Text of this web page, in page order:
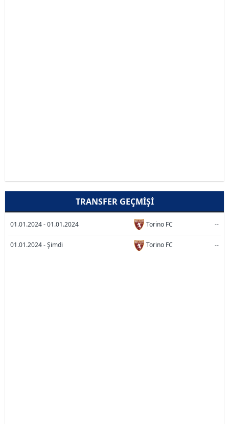
TRANSFER GEÇMIŞI
01.01.2024 - 01.01.2024 Torino FC --
01.01.2024 - Şimdi Torino FC --